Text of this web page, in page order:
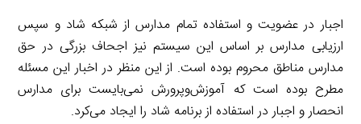
اجبار در عضویت و استفاده تمام مدارس از شبکه شاد و سپس
ارزیابی مدارس بر اساس این سیستم نیز اجحاف بزرگی در حق
مدارس مناطق محروم بوده است. از این منظر در اخبار این مسئله
مطرح بوده است که آموزش‌وپرورش نمی‌بایست برای مدارس
انحصار و اجبار در استفاده از برنامه شاد را ایجاد می‌کرد.